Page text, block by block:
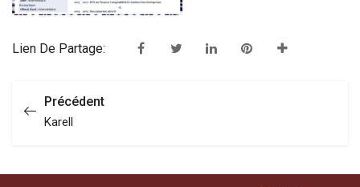
Lien De Partage:
Précédent
Karell